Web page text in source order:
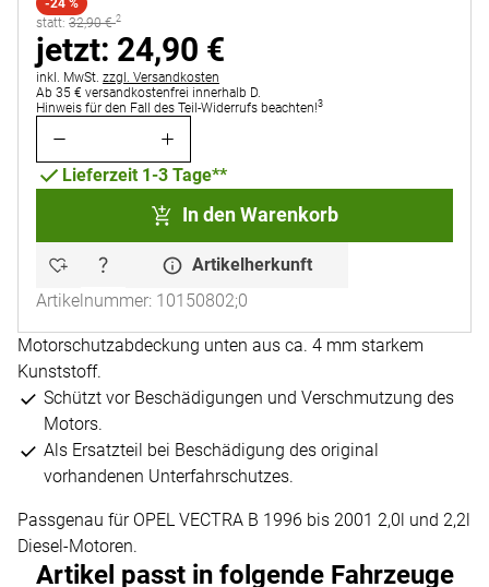
statt:
statt: 32,90€ 2
jetzt:
jetzt: 24,90 €
Steuerhinweis:
inkl. MwSt. zzgl. Versandkosten
Ab 35 € versandkostenfrei innerhalb D.
Hinweis für den Fall des Teil-Widerrufs beachten!3
Lieferzeit 1-3 Tage**
In den Warenkorb
Artikelherkunft
Artikelnummer: 10150802;0
Motorschutzabdeckung unten aus ca. 4 mm starkem
Kunststoff.
Schützt vor Beschädigungen und Verschmutzung des
Motors.
Als Ersatzteil bei Beschädigung des original
vorhandenen Unterfahrschutzes.
Passgenau für OPEL VECTRA B 1996 bis 2001 2,0l und 2,2l
Diesel-Motoren.
Artikel passt in folgende Fahrzeuge